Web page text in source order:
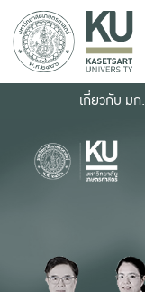
เกี่ยวกับ มก.